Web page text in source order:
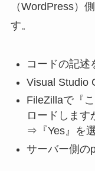
（WordPress）
す。
コードの記述
Visual Studio
FileZillaで『
ロードします
⇒『Yes』を
サーバー側の